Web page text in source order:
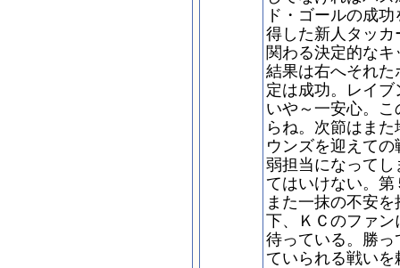
ド・ゴールの成
得した新人タッ
関わる決定的な
結果は右へそれ
定は成功。レイ
いや～一安心。
らね。次節はま
ウンズを迎えて
弱担当になって
てはいけない。
また一抹の不安
下、ＫＣのファ
待っている。勝
ていられる戦い